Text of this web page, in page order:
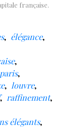
française.
, élégance,
,
,
, louvre,
, raffinement,
élégants,